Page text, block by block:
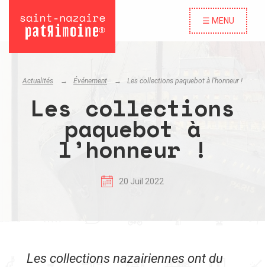
☰ MENU
Actualités Événement Les collections paquebot à l’honneur !
Les collections
paquebot à
l’honneur !
20 Juil 2022
Les collections nazairiennes ont du